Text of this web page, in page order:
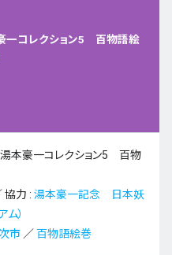
一コレクション5 百物語絵
本豪一コレクション5 百物
協力 : 湯本豪一記念 日本妖
）
市 ／ 百物語絵巻